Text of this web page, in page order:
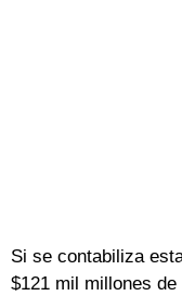
Si se contabiliza
$121 mil millones